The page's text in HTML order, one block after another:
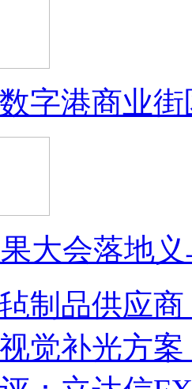
字港商业
大会落地
制品供应
觉补光方